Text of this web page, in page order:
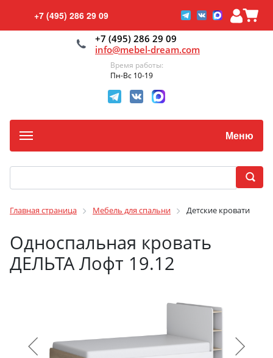
+7 (495) 286 29 09
+7 (495) 286 29 09
info@mebel-dream.com
Время работы:
Пн-Вс 10-19
Меню
Главная страница Мебель для спальни Детские кровати
Односпальная кровать
ДЕЛЬТА Лофт 19.12